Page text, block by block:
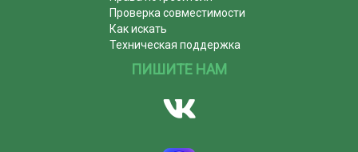
Проверка совместимости
Как искать
Техническая поддержка
ПИШИТЕ НАМ